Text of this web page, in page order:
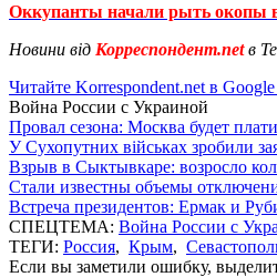
Оккупанты начали рыть окопы
Новини від Корреспондент.netв
Читайте Korrespondent.net в
Война России с Украиной
Провал сезона: Москва будет
У Сухопутних військах зробили
Взрыв в Сыктывкаре: возросло
Стали известны объемы
Встреча президентов: Ермак и
СПЕЦТЕМА: Война России с
ТЕГИ: Россия, Крым,
Если вы заметили ошибку,